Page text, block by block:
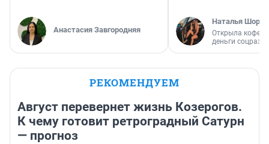
Анастасия Завгородняя
Наталья
Открыла
деньги
РЕКОМЕНДУЕМ
Август перевернет жизнь Козерогов.
К чему готовит ретроградный Сатурн
— прогноз